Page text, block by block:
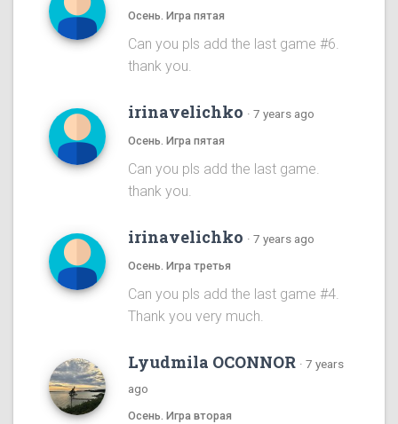
Осень. Игра пятая
Can you pls add the last game #6.
thank you.
irinavelichko · 7 years ago
Осень. Игра пятая
Can you pls add the last game.
thank you.
irinavelichko · 7 years ago
Осень. Игра третья
Can you pls add the last game #4.
Thank you very much.
Lyudmila OCONNOR · 7 years
ago
Осень. Игра вторая